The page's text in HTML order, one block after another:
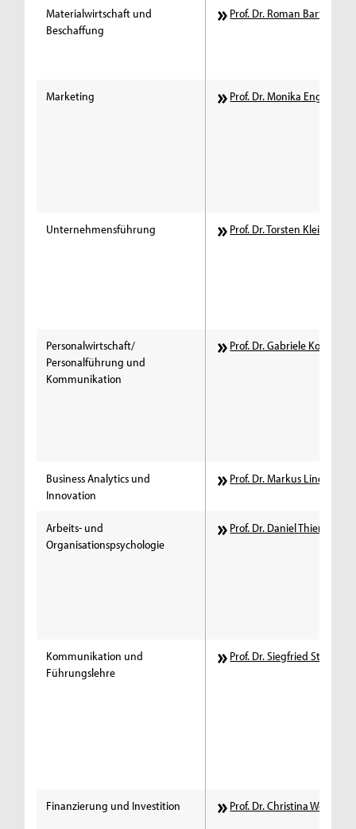
Materialwirtschaft und
Beschaffung
Prof. Dr. Roman Bartnik
Marketing Prof. Dr. Monika Engelen
Unternehmensführung Prof. Dr. Torsten Klein
Personalwirtschaft/
Personalführung und
Kommunikation
Prof. Dr. Gabriele Koeppe
Business Analytics und
Innovation
Prof. Dr. Markus Linden
Arbeits- und
Organisationspsychologie
Prof. Dr. Daniel Thiemann
Kommunikation und
Führungslehre
Prof. Dr. Siegfried Stumpf
Finanzierung und Investition Prof. Dr. Christina Werner